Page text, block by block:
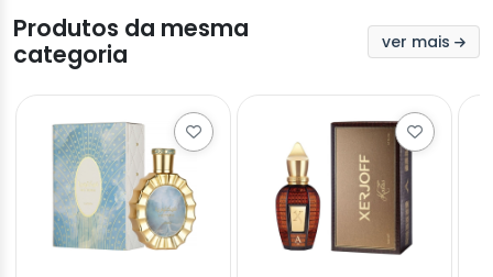
Produtos da mesma
categoria
ver mais